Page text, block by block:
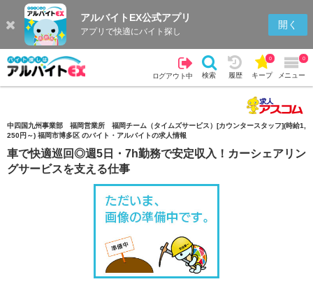
アルバイトEX公式アプリ
アプリで快適にバイト探し
開く
ログアウト中 検索 履歴 キープ
0
メニュー
0
検索 履歴
中四国九州事業部 福岡営業所 福岡チーム（タイムズサービス）[カウンタースタッフ](時給1,
250円～) 福岡市博多区 のバイト・アルバイトの求人情報
車で快適巡回◎週5日・7h勤務で安定収入！カーシェアリン
グサービスを支える仕事